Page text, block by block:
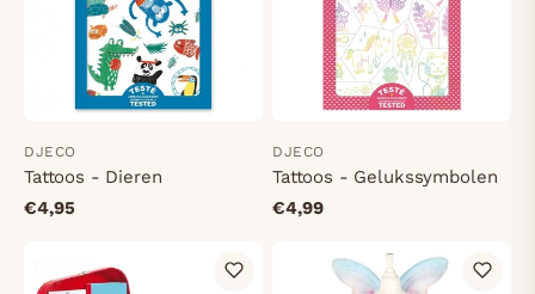
DJECO
Tattoos - Dieren
€4,95
DJECO
Tattoos - Gelukssymbolen
€4,99